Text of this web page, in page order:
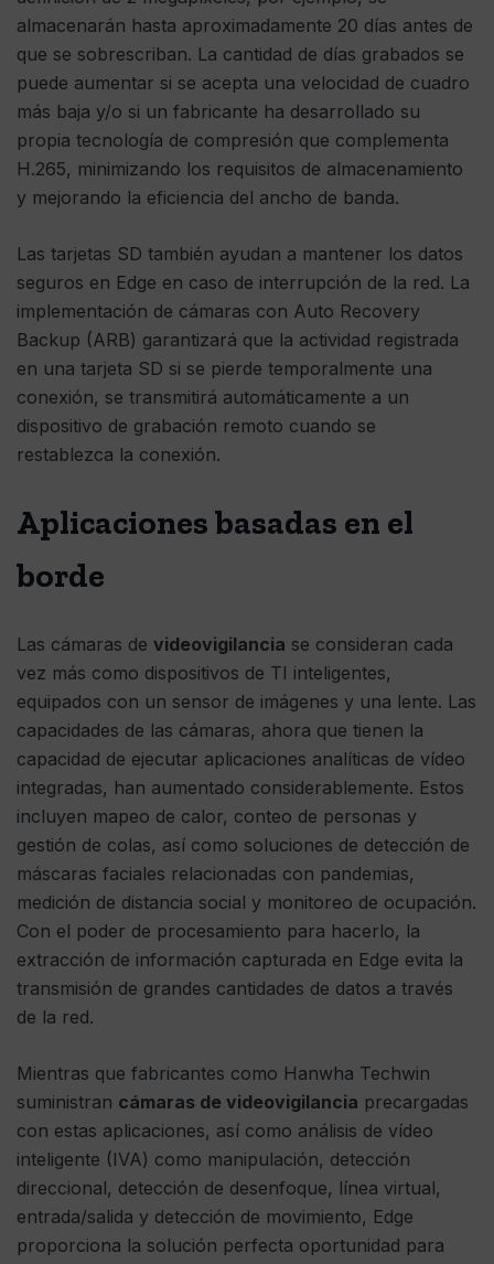
almacenarán hasta aproximadamente 20 días antes de
que se sobrescriban. La cantidad de días grabados se
puede aumentar si se acepta una velocidad de cuadro
más baja y/o si un fabricante ha desarrollado su
propia tecnología de compresión que complementa
H.265, minimizando los requisitos de almacenamiento
y mejorando la eficiencia del ancho de banda.
Las tarjetas SD también ayudan a mantener los datos
seguros en Edge en caso de interrupción de la red. La
implementación de cámaras con Auto Recovery
Backup (ARB) garantizará que la actividad registrada
en una tarjeta SD si se pierde temporalmente una
conexión, se transmitirá automáticamente a un
dispositivo de grabación remoto cuando se
restablezca la conexión.
Aplicaciones basadas en el
borde
Las cámaras de videovigilancia se consideran cada
vez más como dispositivos de TI inteligentes,
equipados con un sensor de imágenes y una lente. Las
capacidades de las cámaras, ahora que tienen la
capacidad de ejecutar aplicaciones analíticas de vídeo
integradas, han aumentado considerablemente. Estos
incluyen mapeo de calor, conteo de personas y
gestión de colas, así como soluciones de detección de
máscaras faciales relacionadas con pandemias,
medición de distancia social y monitoreo de ocupación.
Con el poder de procesamiento para hacerlo, la
extracción de información capturada en Edge evita la
transmisión de grandes cantidades de datos a través
de la red.
Mientras que fabricantes como Hanwha Techwin
suministran cámaras de videovigilancia precargadas
con estas aplicaciones, así como análisis de vídeo
inteligente (IVA) como manipulación, detección
direccional, detección de desenfoque, línea virtual,
entrada/salida y detección de movimiento, Edge
proporciona la solución perfecta oportunidad para